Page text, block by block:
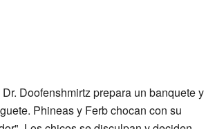
Doofenshmirtz prepara un banquete y
Phineas y Ferb chocan con su